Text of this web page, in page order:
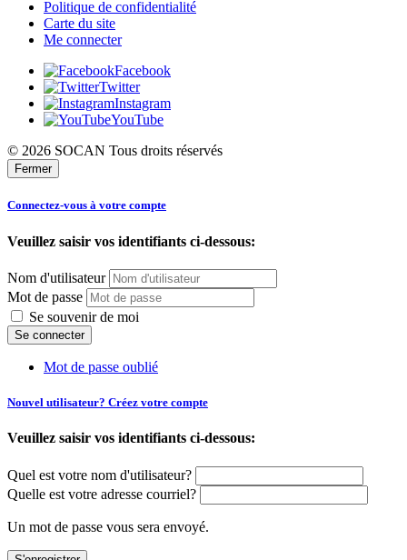
Politique de confidentialité
Carte du site
Me connecter
Facebook
Twitter
Instagram
YouTube
© 2026 SOCAN Tous droits réservés
Fermer
Connectez-vous à votre compte
Veuillez saisir vos identifiants ci-dessous:
Nom d'utilisateur
Mot de passe
Se souvenir de moi
Mot de passe oublié
Nouvel utilisateur? Créez votre compte
Veuillez saisir vos identifiants ci-dessous:
Quel est votre nom d'utilisateur?
Quelle est votre adresse courriel?
Un mot de passe vous sera envoyé.